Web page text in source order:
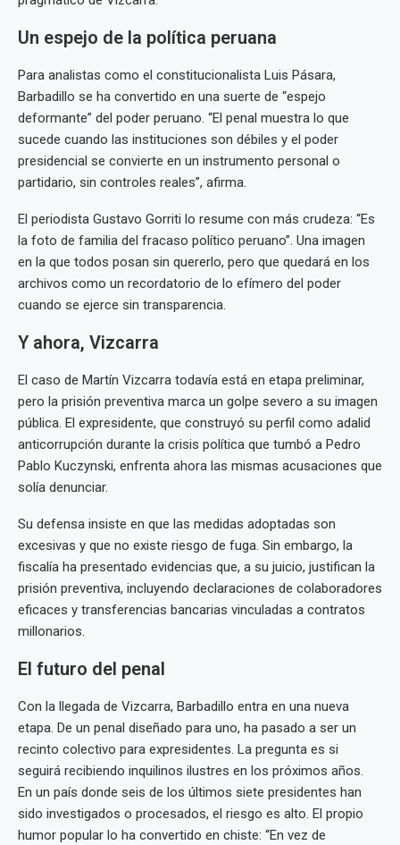
Un espejo de la política peruana
Para analistas como el constitucionalista Luis Pásara,
Barbadillo se ha convertido en una suerte de “espejo
deformante” del poder peruano. “El penal muestra lo que
sucede cuando las instituciones son débiles y el poder
presidencial se convierte en un instrumento personal o
partidario, sin controles reales”, afirma.
El periodista Gustavo Gorriti lo resume con más crudeza: “Es
la foto de familia del fracaso político peruano”. Una imagen
en la que todos posan sin quererlo, pero que quedará en los
archivos como un recordatorio de lo efímero del poder
cuando se ejerce sin transparencia.
Y ahora, Vizcarra
El caso de Martín Vizcarra todavía está en etapa preliminar,
pero la prisión preventiva marca un golpe severo a su imagen
pública. El expresidente, que construyó su perfil como adalid
anticorrupción durante la crisis política que tumbó a Pedro
Pablo Kuczynski, enfrenta ahora las mismas acusaciones que
solía denunciar.
Su defensa insiste en que las medidas adoptadas son
excesivas y que no existe riesgo de fuga. Sin embargo, la
fiscalía ha presentado evidencias que, a su juicio, justifican la
prisión preventiva, incluyendo declaraciones de colaboradores
eficaces y transferencias bancarias vinculadas a contratos
millonarios.
El futuro del penal
Con la llegada de Vizcarra, Barbadillo entra en una nueva
etapa. De un penal diseñado para uno, ha pasado a ser un
recinto colectivo para expresidentes. La pregunta es si
seguirá recibiendo inquilinos ilustres en los próximos años.
En un país donde seis de los últimos siete presidentes han
sido investigados o procesados, el riesgo es alto. El propio
humor popular lo ha convertido en chiste: “En vez de